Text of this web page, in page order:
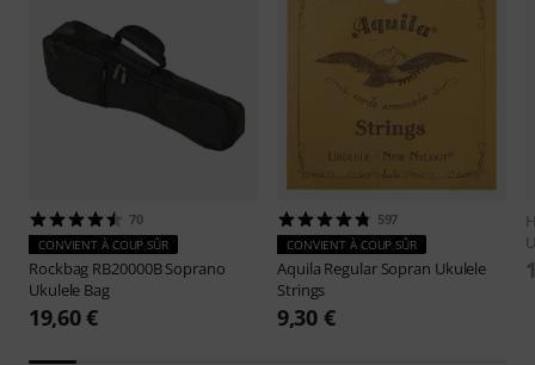
70
CONVIENT À COUP SÛR
Rockbag RB20000B Soprano
Ukulele Bag
19,60 €
597
CONVIENT À COUP SÛR
Aquila Regular Sopran Ukulele
Strings
9,30 €